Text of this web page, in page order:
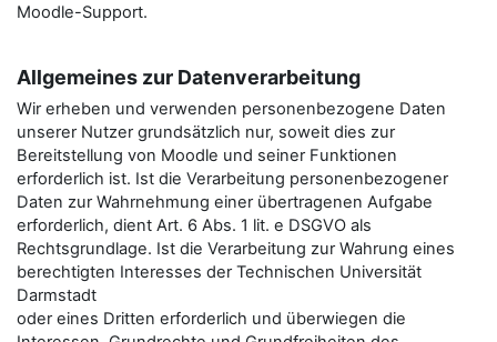
Moodle-Support.
Allgemeines zur Datenverarbeitung
Wir erheben und verwenden personenbezogene Daten
unserer Nutzer grundsätzlich nur, soweit dies zur
Bereitstellung von Moodle und seiner Funktionen
erforderlich ist. Ist die Verarbeitung personenbezogener
Daten zur Wahrnehmung einer übertragenen Aufgabe
erforderlich, dient Art. 6 Abs. 1 lit. e DSGVO als
Rechtsgrundlage. Ist die Verarbeitung zur Wahrung eines
berechtigten Interesses der Technischen Universität
Darmstadt
oder eines Dritten erforderlich und überwiegen die